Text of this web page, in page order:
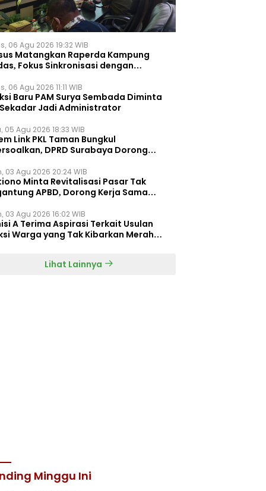
06 Agu 2026 19:32 WIB
Matangkan Raperda Kampung
Fokus Sinkronisasi dengan
06 Agu 2026 11:11 WIB
Baru PAM Surya Sembada Diminta
Jadi Administrator
05 Agu 2026 18:33 WIB
Link PKL Taman Bungkul
DPRD Surabaya Dorong
03 Agu 2026 20:24 WIB
Minta Revitalisasi Pasar Tak
APBD, Dorong Kerja Sama
03 Agu 2026 16:02 WIB
A Terima Aspirasi Terkait Usulan
Warga yang Tak Kibarkan Merah
Lihat Lainnya
Minggu Ini